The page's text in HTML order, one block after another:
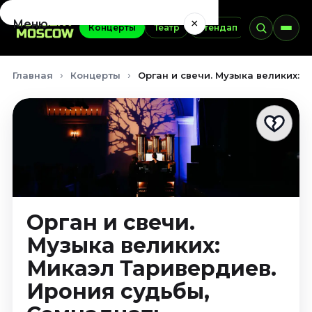
Концерты Театр Стендап Выставки
Меню ×
Сентябрь 2026
Октябрь 2026
Ноябрь 2026
Август 2026
Сентябрь 2026
Октябрь 2026
Декабрь 2026
Главная Концерты Орган и свечи. Музыка великих:
Орган и свечи.
Музыка великих:
Микаэл Таривердиев.
Ирония судьбы,